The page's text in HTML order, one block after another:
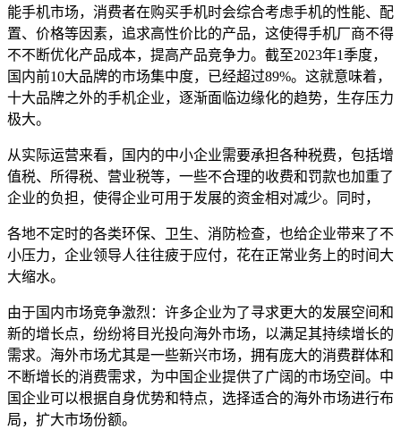
能手机市场，消费者在购买手机时会综合考虑手机的性能、配
置、价格等因素，追求高性价比的产品，这使得手机厂商不得
不不断优化产品成本，提高产品竞争力。截至2023年1季度，
国内前10大品牌的市场集中度，已经超过89%。这就意味着，
十大品牌之外的手机企业，逐渐面临边缘化的趋势，生存压力
极大。
从实际运营来看，国内的中小企业需要承担各种税费，包括增
值税、所得税、营业税等，一些不合理的收费和罚款也加重了
企业的负担，使得企业可用于发展的资金相对减少。同时，
各地不定时的各类环保、卫生、消防检查，也给企业带来了不
小压力，企业领导人往往疲于应付，花在正常业务上的时间大
大缩水。
由于国内市场竞争激烈：许多企业为了寻求更大的发展空间和
新的增长点，纷纷将目光投向海外市场，以满足其持续增长的
需求。海外市场尤其是一些新兴市场，拥有庞大的消费群体和
不断增长的消费需求，为中国企业提供了广阔的市场空间。中
国企业可以根据自身优势和特点，选择适合的海外市场进行布
局，扩大市场份额。